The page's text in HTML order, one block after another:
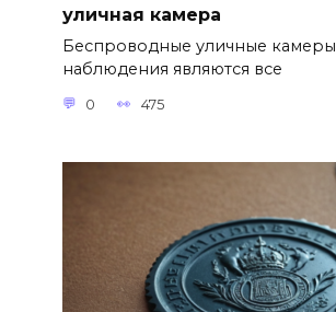
уличная камера
Беспроводные уличные камеры
наблюдения являются все
0 475